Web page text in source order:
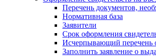
Перечень документов,
Нормативная база
Заявители
Срок оформления
Исчерпывающий перечень
Заполнить заявление о